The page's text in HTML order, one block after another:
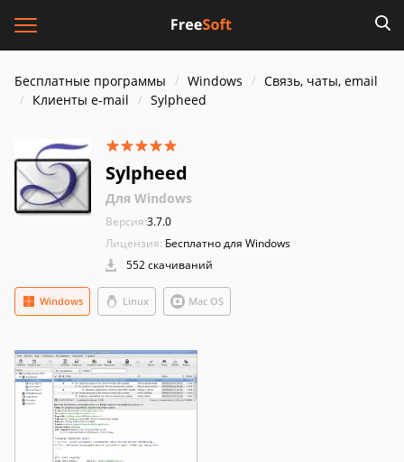
Бесплатные программы Windows
Связь, чаты, email
Клиенты e-mail
Sylpheed
Sylpheed
Для Windows
Версия:3.7.0
Лицензия: Бесплатно для Windows
552 скачиваний
Windows Linux Mac OS